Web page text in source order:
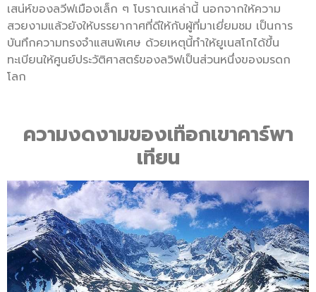
เสน่ห์ของลวีฟเมืองเล็ก ๆ โบราณเหล่านี้ นอกจากให้ความ
สวยงามแล้วยังให้บรรยากาศที่ดีให้กับผู้ที่มาเยี่ยมชม เป็นการ
บันทึกความทรงจำแสนพิเศษ ด้วยเหตุนี้ทำให้ยูเนสโกได้ขึ้น
ทะเบียนให้ศูนย์ประวัติศาสตร์ของลวิฟเป็นส่วนหนึ่งของมรดก
โลก
ความงดงามของเทือกเขาคาร์พา
เทียน